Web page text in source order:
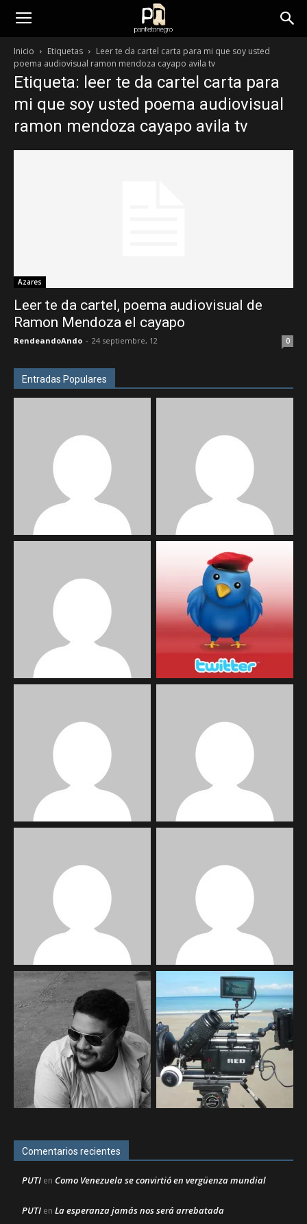
panfletonegro
Inicio Etiquetas
Leer te da cartel carta para mi que soy usted
poema audiovisual ramon mendoza cayapo avila tv
Etiqueta: leer te da cartel carta para
mi que soy usted poema audiovisual
ramon mendoza cayapo avila tv
Azares
Leer te da cartel, poema audiovisual de
Ramon Mendoza el cayapo
RendeandoAndo - 24 septiembre, 12 0
Entradas Populares
Comentarios recientes
PUTI en Como Venezuela se convirtió en vergüenza mundial
PUTI en La esperanza jamás nos será arrebatada